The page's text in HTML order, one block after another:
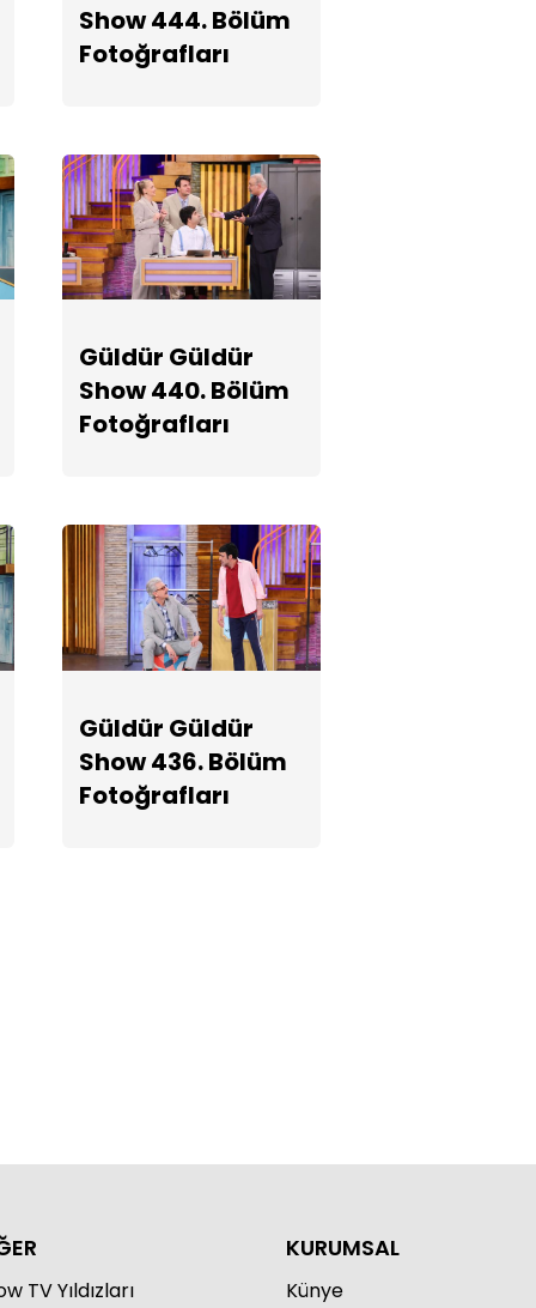
Fotoğrafları
Bölüm
Fotoğrafları
Güldür Güldür
Show 438.
Fotoğrafları
Fotoğrafları
Güldür Güldür
Show 436.
Bölüm
Show 444. Bölüm
Fotoğrafları
Güldür Güldür
Show 440. Bölüm
Fotoğrafları
Güldür Güldür
Show 436. Bölüm
Fotoğrafları
TV Yıldızları
KURUMSAL
Künye